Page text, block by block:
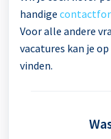
handige
Voor alle andere
vacatures kan je op
vinden.